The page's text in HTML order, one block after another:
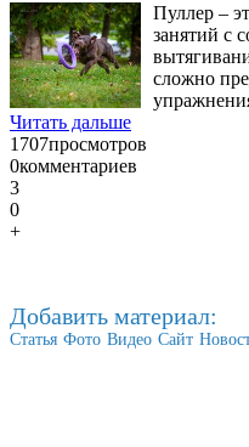
Пуллер –
занятий с
сложно
Читать дальше
1707просмотров
0комментариев
3
0
+
Добавить материал:
Статья Фото Видео Сайт